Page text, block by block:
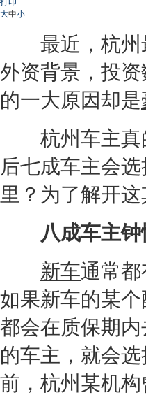
打印
大中小
最近，杭州最
外资背景，投
的一大原因却是
杭州车主真
后七成车主会
里？为了解开
八成车主钟
新车通常
如果新车的某
都会在质保期内
的车主，就会
前，杭州某机